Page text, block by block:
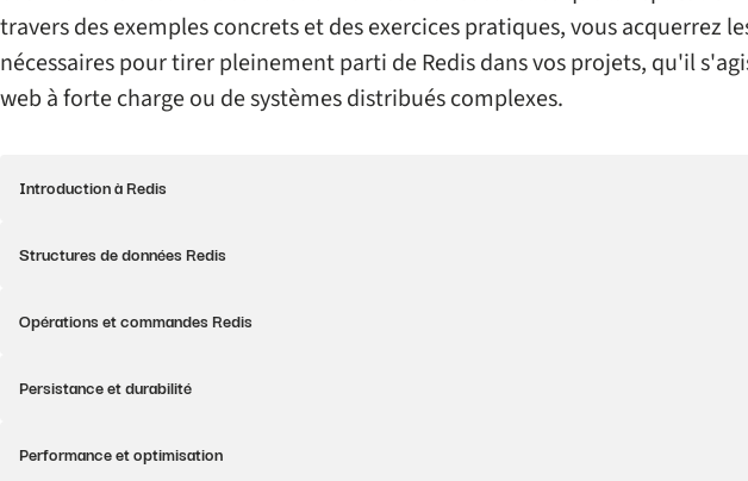
travers des exemples concrets et des exercices pratiques, vous acquerrez
nécessaires pour tirer pleinement parti de Redis dans vos projets, qu'il
web à forte charge ou de systèmes distribués complexes.
Introduction à Redis
Qu'est-ce que Redis ?
Installation et configuration de base
Structures de données Redis
Chaînes
Ensembles
Structures de données avancées (HyperLogLog, Bitmaps, Streams)
Opérations et commandes Redis
Opérations CRUD
Transactions
Persistance et durabilité
RDB (Redis Database)
Performance et optimisation